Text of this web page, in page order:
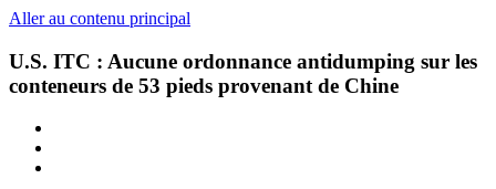
Aller au contenu principal
U.S. ITC : Aucune ordonnance antidumping sur les
conteneurs de 53 pieds provenant de Chine